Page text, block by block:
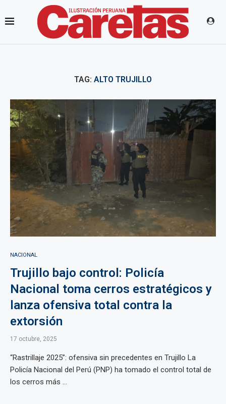
TAG: ALTO TRUJILLO
NACIONAL
Trujillo bajo control: Policía
Nacional toma cerros estratégicos y
lanza ofensiva total contra la
extorsión
17 octubre, 2025
“Rastrillaje 2025”: ofensiva sin precedentes en Trujillo La
Policía Nacional del Perú (PNP) ha tomado el control total de
los cerros más ...